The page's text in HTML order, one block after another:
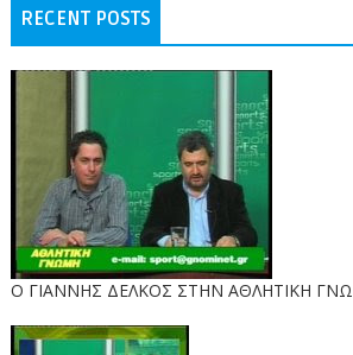
RECENT POSTS
Ο ΓΙΑΝΝΗΣ ΔΕΛΚΟΣ ΣΤΗΝ ΑΘΛΗΤΙΚΗ